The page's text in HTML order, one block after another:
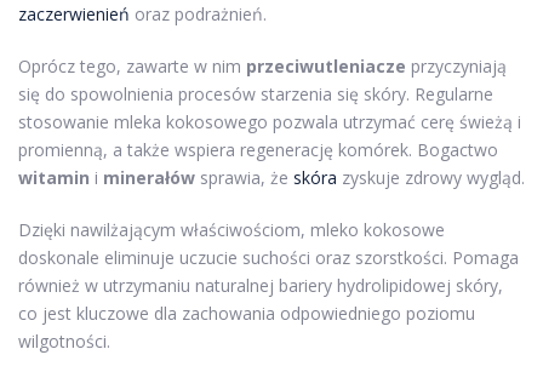
zaczerwienień oraz podrażnień.
Oprócz tego, zawarte w nim przeciwutleniacze przyczyniają
się do spowolnienia procesów starzenia się skóry. Regularne
stosowanie mleka kokosowego pozwala utrzymać cerę świeżą i
promienną, a także wspiera regenerację komórek. Bogactwo
witamin i minerałów sprawia, że skóra zyskuje zdrowy wygląd.
Dzięki nawilżającym właściwościom, mleko kokosowe
doskonale eliminuje uczucie suchości oraz szorstkości. Pomaga
również w utrzymaniu naturalnej bariery hydrolipidowej skóry,
co jest kluczowe dla zachowania odpowiedniego poziomu
wilgotności.